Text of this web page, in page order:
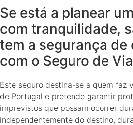
Se está a planear
com tranquilidade,
tem a segurança de
com o Seguro de
Este seguro destina-se a quem faz
de Portugal e pretende garantir
imprevistos que possam ocorrer
independentemente do destino,